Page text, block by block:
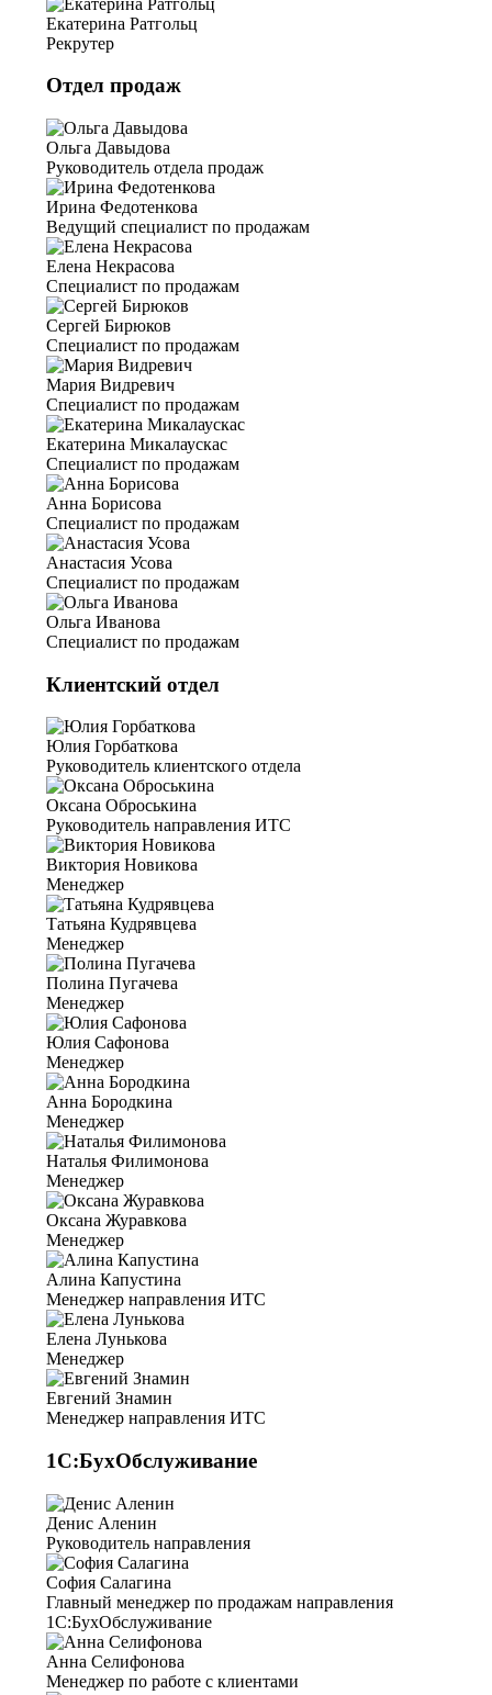
Екатерина Ратгольц
Рекрутер
Отдел продаж
Ольга Давыдова
Руководитель отдела продаж
Ирина Федотенкова
Ведущий специалист по продажам
Елена Некрасова
Специалист по продажам
Сергей Бирюков
Специалист по продажам
Мария Видревич
Специалист по продажам
Екатерина Микалаускас
Специалист по продажам
Анна Борисова
Специалист по продажам
Анастасия Усова
Специалист по продажам
Ольга Иванова
Специалист по продажам
Клиентский отдел
Юлия Горбаткова
Руководитель клиентского отдела
Оксана Оброськина
Руководитель направления ИТС
Виктория Новикова
Менеджер
Татьяна Кудрявцева
Менеджер
Полина Пугачева
Менеджер
Юлия Сафонова
Менеджер
Анна Бородкина
Менеджер
Наталья Филимонова
Менеджер
Оксана Журавкова
Менеджер
Алина Капустина
Менеджер направления ИТС
Елена Лунькова
Менеджер
Евгений Знамин
Менеджер направления ИТС
1С:БухОбслуживание
Денис Аленин
Руководитель направления
София Салагина
Главный менеджер по продажам направления
1С:БухОбслуживание
Анна Селифонова
Менеджер по работе с клиентами